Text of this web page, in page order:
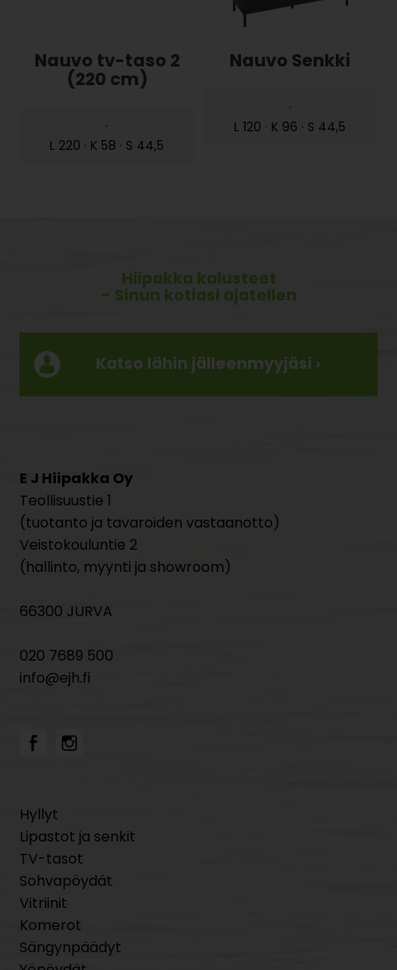
Nauvo tv-taso 2
(220 cm)
·
L 220 · K 58 · S 44,5
Nauvo Senkki
·
L 120 · K 96 · S 44,5
Hiipakka kalusteet
- Sinun kotiasi ajatellen
Katso lähin jälleenmyyjäsi ›
E J Hiipakka Oy
Teollisuustie 1
(tuotanto ja tavaroiden vastaanotto)
Veistokouluntie 2
(hallinto, myynti ja showroom)
66300 JURVA
020 7689 500
info@ejh.fi
Hyllyt
Lipastot ja senkit
TV-tasot
Sohvapöydät
Vitriinit
Komerot
Sängynpäädyt